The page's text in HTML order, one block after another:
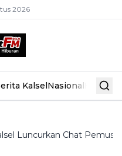
2026
KalselNasional Hiburan
Luncurkan Chat